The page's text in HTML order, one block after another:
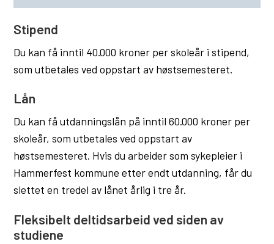
Stipend
Du kan få inntil 40.000 kroner per skoleår i stipend,
som utbetales ved oppstart av høstsemesteret.
Lån
Du kan få utdanningslån på inntil 60.000 kroner per
skoleår, som utbetales ved oppstart av
høstsemesteret. Hvis du arbeider som sykepleier i
Hammerfest kommune etter endt utdanning, får du
slettet en tredel av lånet årlig i tre år.
Fleksibelt deltidsarbeid ved siden av
studiene